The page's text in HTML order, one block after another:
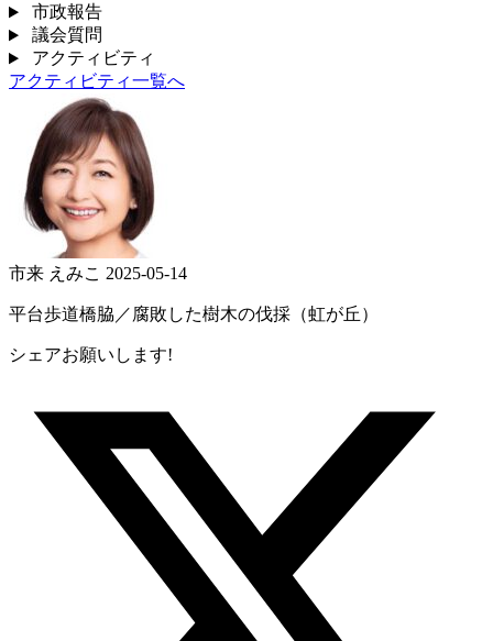
市政報告
議会質問
アクティビティ
アクティビティ一覧へ
市来 えみこ 2025-05-14
平台歩道橋脇／腐敗した樹木の伐採（虹が丘）
シェアお願いします!